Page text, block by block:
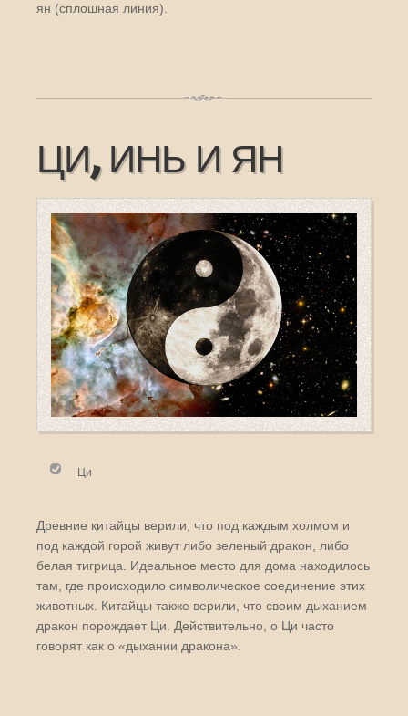
ян (сплошная линия).
ЦИ, ИНЬ И ЯН
Ци
Древние китайцы верили, что под каждым холмом и
под каждой горой живут либо зеленый дракон, либо
белая тигрица. Идеальное место для дома находилось
там, где происходило символическое соединение этих
животных. Китайцы также верили, что своим дыханием
дракон порождает Ци. Действительно, о Ци часто
говорят как о «дыхании дракона».